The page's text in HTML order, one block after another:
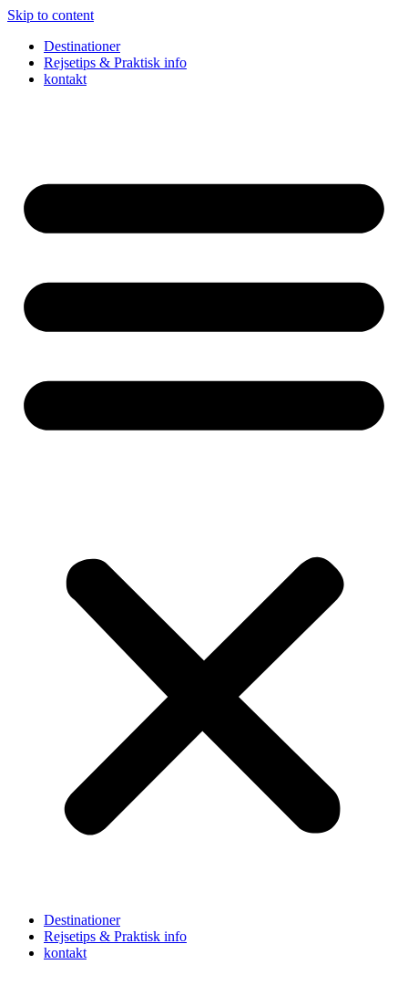
Skip to content
Destinationer
Rejsetips & Praktisk info
kontakt
Destinationer
Rejsetips & Praktisk info
kontakt